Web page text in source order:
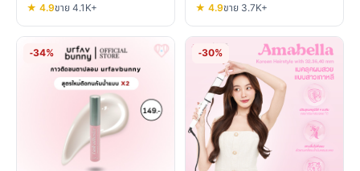
★ 4.9ขาย 4.1K+ ★ 4.9ขาย 3.7K+
-34% -30%